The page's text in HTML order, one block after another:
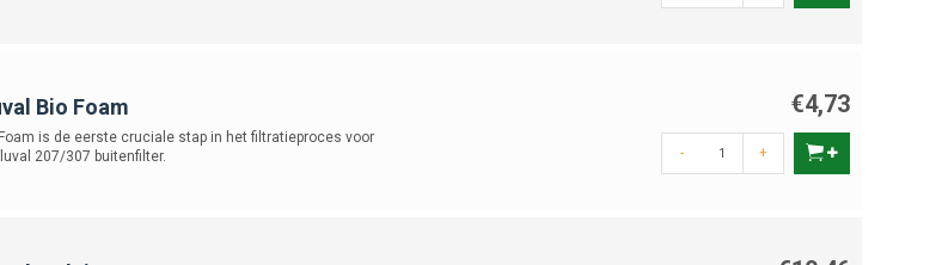
Bio Foam
is de eerste cruciale stap in het filtratieproces voor
207/307 buitenfilter.
€4,73
- +